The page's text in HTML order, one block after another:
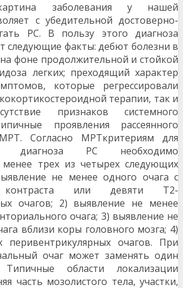
заболевания у нашей
с убедительной достоверно­
РС. В пользу этого диагноза
следующие факты: дебют болез­ни в
на фоне продолжительной и стойкой
легких; преходящий характер
которые регрес­сировали
терапии, так и
признаков си­стемного
проявления рас­сеянного
Согласно МРТкритериям для
диагноза РС необ­ходимо
менее трех из четырех следующих
не менее од­ного очага с
контраста или девяти Т2-
очагов; 2) выявление не ме­нее
очага; 3) выяв­ление не
вблизи коры головно­го мозга; 4)
перивентрикулярных очагов. При
очаг может за­менять один
Типичные области локализации
часть мозоли­стого тела, участки,